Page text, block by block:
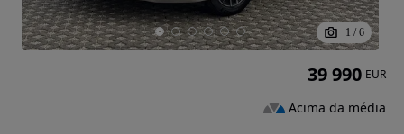
1 / 6
39 990 EUR
Acima da média